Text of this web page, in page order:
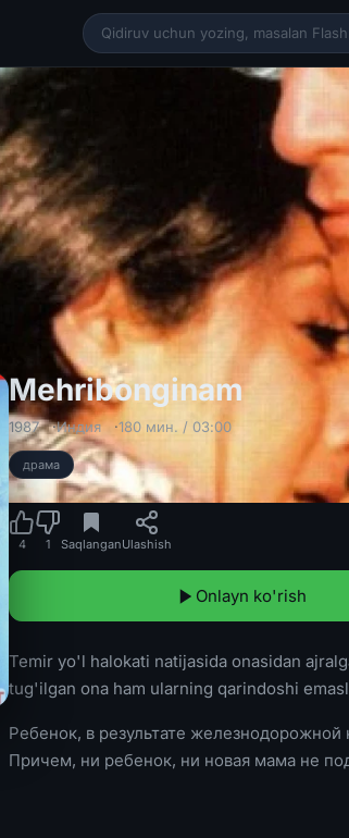
Mehribonginam
1987 Индия 180 мин. / 03:00
драма
4 1 SaqlanganUlashish
Onlayn ko'rish
Temir yo'l halokati natijasida onasidan
tug'ilgan ona ham ularning qarindoshi
Ребенок, в результате
Причем, ни ребенок, ни новая мама не